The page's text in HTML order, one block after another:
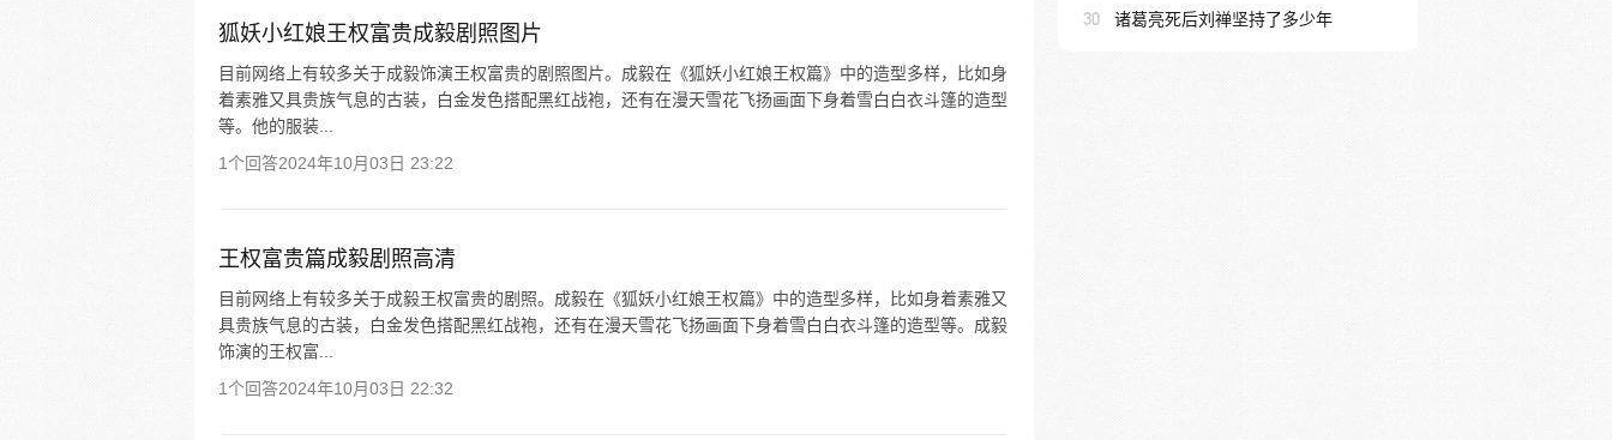
狐妖小红娘王权富贵成毅剧照图片
目前网络上有较多关于成毅饰演王权富贵的剧照图片。成毅在《狐妖小红娘王权篇》中的造型多样，比如身
着素雅又具贵族气息的古装，白金发色搭配黑红战袍，还有在漫天雪花飞扬画面下身着雪白白衣斗篷的造型
等。他的服装...
1个回答2024年10月03日 23:22
王权富贵篇成毅剧照高清
目前网络上有较多关于成毅王权富贵的剧照。成毅在《狐妖小红娘王权篇》中的造型多样，比如身着素雅又
具贵族气息的古装，白金发色搭配黑红战袍，还有在漫天雪花飞扬画面下身着雪白白衣斗篷的造型等。成毅
饰演的王权富...
1个回答2024年10月03日 22:32
30 诸葛亮死后刘禅坚持了多少年